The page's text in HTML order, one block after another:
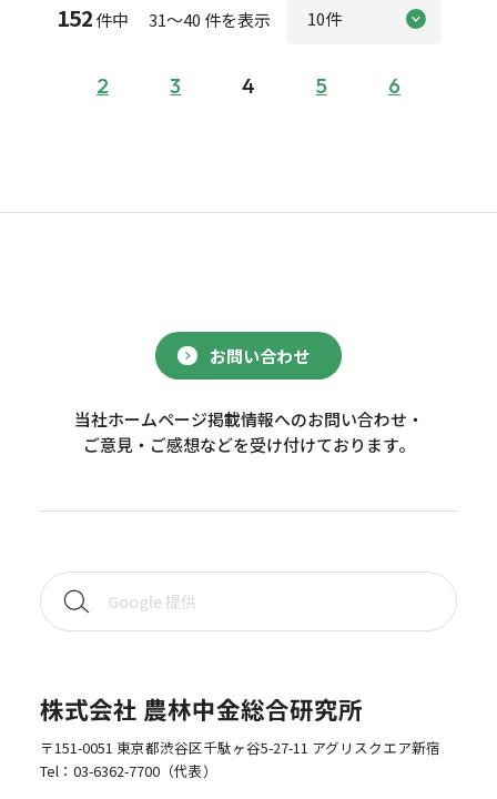
152件中 31～40 件を表示
2 3 4 5 6
お問い合わせ
当社ホームページ掲載情報へのお問い合わせ・
ご意見・ご感想などを受け付けております。
株式会社 農林中金総合研究所
〒151-0051 東京都渋谷区千駄ヶ谷5-27-11 アグリスクエア新宿
Tel： 03-6362-7700（代表）